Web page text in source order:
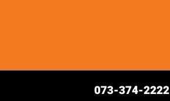
073-374-2222